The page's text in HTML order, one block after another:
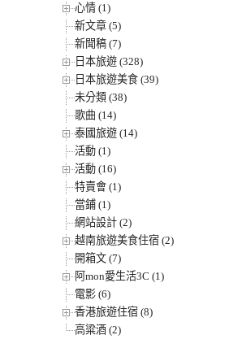
心情 (1)
新文章 (5)
新聞稿 (7)
日本旅遊 (328)
日本旅遊美食 (39)
未分類 (38)
歌曲 (14)
泰國旅遊 (14)
活動 (1)
活動 (16)
特賣會 (1)
當鋪 (1)
網站設計 (2)
越南旅遊美食住宿 (2)
開箱文 (7)
阿mon愛生活3C (1)
電影 (6)
香港旅遊住宿 (8)
高粱酒 (2)